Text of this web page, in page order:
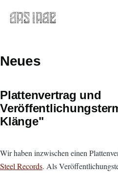
Neues
Plattenvertrag und
Klänge"
Wir haben inzwischen einen
Steel Records. Als